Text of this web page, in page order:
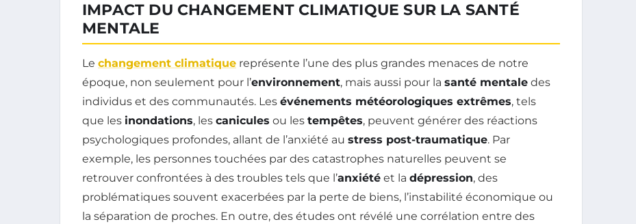
IMPACT DU CHANGEMENT CLIMATIQUE SUR LA SANTÉ
MENTALE
Le changement climatique représente l’une des plus grandes menaces de notre
époque, non seulement pour l’environnement, mais aussi pour la santé mentale des
individus et des communautés. Les événements météorologiques extrêmes, tels
que les inondations, les canicules ou les tempêtes, peuvent générer des réactions
psychologiques profondes, allant de l’anxiété au stress post-traumatique. Par
exemple, les personnes touchées par des catastrophes naturelles peuvent se
retrouver confrontées à des troubles tels que l’anxiété et la dépression, des
problématiques souvent exacerbées par la perte de biens, l’instabilité économique ou
la séparation de proches. En outre, des études ont révélé une corrélation entre des